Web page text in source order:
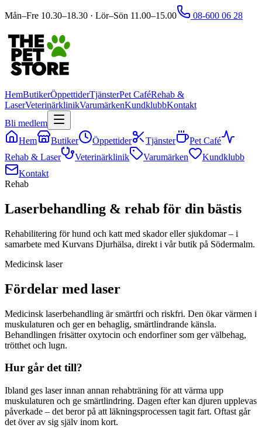
Mån–Fre 10.30–18.30 · Lör–Sön 11.00–15.00 08-600 06 28
HemButikerÖppettiderTjänsterPet CaféRehab &
LaserVeterinärklinikVarumärkenKundklubbKontakt
Bli medlem
Hem
Butiker Öppettider Tjänster
Pet Café
Rehab & Laser
Veterinärklinik Varumärken
Kundklubb
Kontakt
Rehab
Laserbehandling & rehab för din bästis
Rehabilitering för hund och katt med skador eller sjukdomar – i
samarbete med Kurvans Djurhälsa, direkt i vår butik på Södermalm.
Medicinsk laser
Fördelar med laser
Medicinsk laserbehandling är smärtfri och riskfri. Den ökar värmen i
muskulaturen och ger en behaglig, smärtlindrande känsla.
Behandlingen frisätter oxytocin och endorfiner som ger välbehag,
trötthet och lugn.
Hur går det till?
Ibland ges laser innan annan rehabträning för att värma upp
muskulaturen och ge smärtlindring. Dagen efter kan djuren upplevas
påverkade – det beror på att läkningsprocessen tagit fart. Oftast går
det över av sig själv inom kort.